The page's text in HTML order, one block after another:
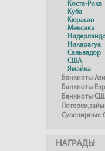
Коста-Рика
Куба
Кюрасао
Мексика
Никарагуа
Сальвадор
США
Ямайка
Банкноты
Банкноты
Банкноты
Сувенирные
НАГРАДЫ